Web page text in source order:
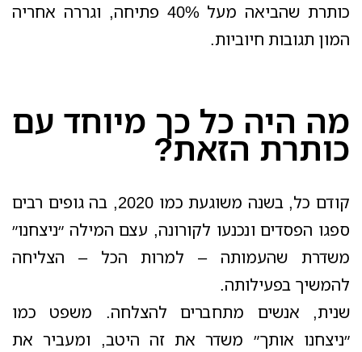
כותרת שהביאה מעל 40% פתיחה, וגררה אחריה
המון תגובות חיוביות.
מה היה כל כך מיוחד עם
כותרת הזאת?
קודם כל, בשנה משוגעת כמו 2020, בה גופים רבים
ספגו הפסדים ונכנעו לקורונה, עצם המילה ״ניצחנו״
משדרת שהעמותה – למרות הכל – הצליחה
להמשיך בפעילותה.
שנית, אנשים מתחברים להצלחה. משפט כמו
״ניצחנו אותך״ משדר את זה היטב, ומעביר את